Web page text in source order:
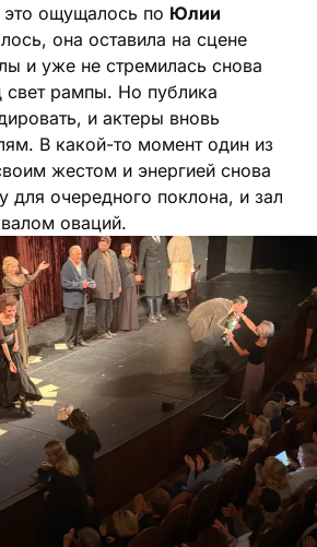
ощущалось по Юлии
она оставила на сцене
и уже не стремилась снова
свет рампы. Но публика
и актеры вновь
В какой-то момент один из
жестом и энергией снова
для очередного поклона, и зал
оваций.